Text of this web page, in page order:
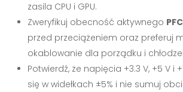
zasila CPU i GPU.
Zweryfikuj obecność aktywnego PFC
przed przeciążeniem oraz preferuj
okablowanie dla porządku i
Potwierdź, że napięcia +3.3 V, +5 V i
się w widełkach ±5% i nie sumuj